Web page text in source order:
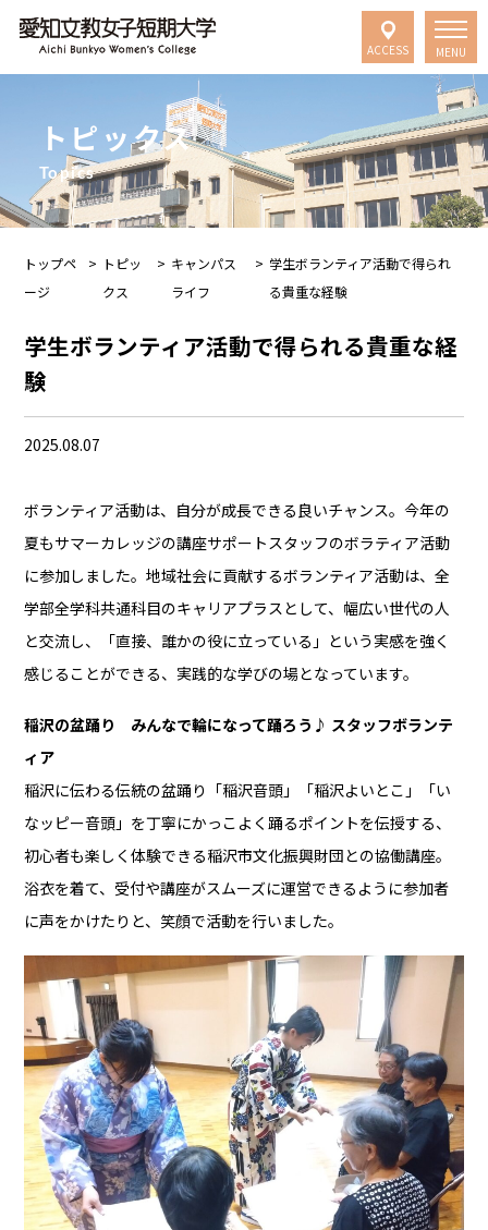
ACCESS
トピックス
Topics
MENU
トップペ
ージ
> トピッ
クス
> キャンパス
ライフ
> 学生ボランティア活動で得られ
る貴重な経験
学生ボランティア活動で得られる貴重な経
験
2025.08.07
ボランティア活動は、自分が成長できる良いチャンス。今年の
夏もサマーカレッジの講座サポートスタッフのボラティア活動
に参加しました。地域社会に貢献するボランティア活動は、全
学部全学科共通科目のキャリアプラスとして、幅広い世代の人
と交流し、「直接、誰かの役に立っている」という実感を強く
感じることができる、実践的な学びの場となっています。
稲沢の盆踊り みんなで輪になって踊ろう♪ スタッフボランテ
ィア
稲沢に伝わる伝統の盆踊り「稲沢音頭」「稲沢よいとこ」「い
なッピー音頭」を丁寧にかっこよく踊るポイントを伝授する、
初心者も楽しく体験できる稲沢市文化振興財団との協働講座。
浴衣を着て、受付や講座がスムーズに運営できるように参加者
に声をかけたりと、笑顔で活動を行いました。